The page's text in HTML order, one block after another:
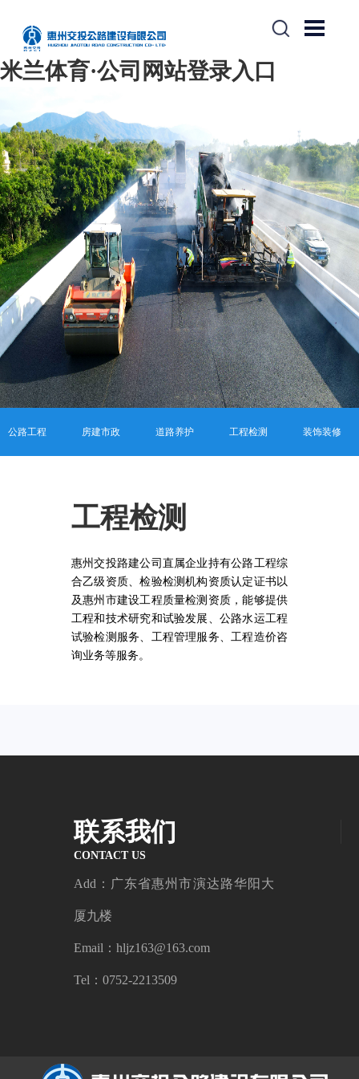
米兰体育·公司网站登录入口
公路工程 房建市政 道路养护 工程检测 装饰装修
工程检测
惠州交投路建公司直属企业持有公路工程综
合乙级资质、检验检测机构资质认定证书以
及惠州市建设工程质量检测资质，能够提供
工程和技术研究和试验发展、公路水运工程
试验检测服务、工程管理服务、工程造价咨
询业务等服务。
联系我们
CONTACT US
Add：广东省惠州市演达路华阳大
厦九楼
Email：hljz163@163.com
Tel：0752-2213509